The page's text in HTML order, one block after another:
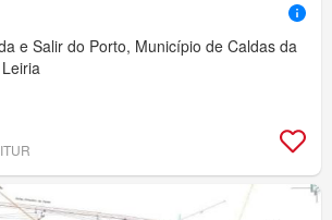
e Salir do Porto, Município de Caldas da